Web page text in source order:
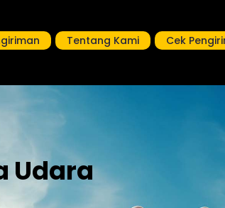
Tentang Kami Cek
Udara